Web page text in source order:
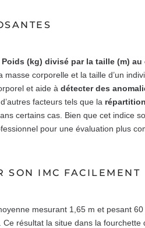
Poids (kg) divisé par la taille (m) au
corporelle et la taille d’un
et aide à détecter des
facteurs tels que la
certains cas. Bien que cet indice
pour une évaluation plus
SON IMC FACILEMENT
mesurant 1,65 m et pesant
résultat la situe dans la fourchette